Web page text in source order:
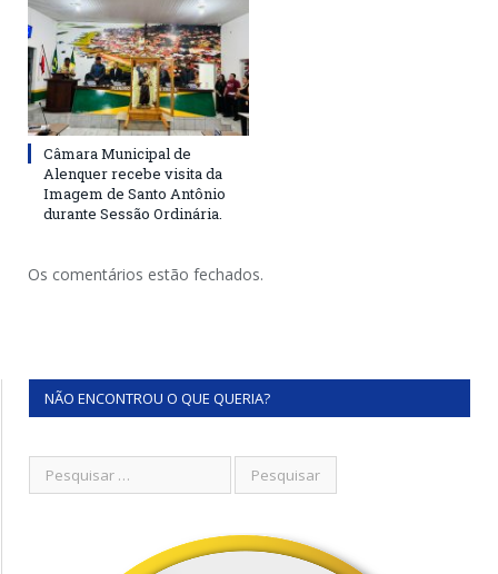
Câmara Municipal de
Alenquer recebe visita da
Imagem de Santo Antônio
durante Sessão Ordinária.
Os comentários estão fechados.
NÃO ENCONTROU O QUE QUERIA?